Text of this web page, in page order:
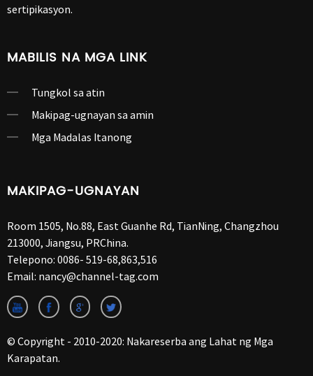
sertipikasyon.
MABILIS NA MGA LINK
Tungkol sa atin
Makipag-ugnayan sa amin
Mga Madalas Itanong
MAKIPAG-UGNAYAN
Room 1505, No.88, East Guanhe Rd, TianNing, Changzhou
213000, Jiangsu, PRChina.
Telepono: 0086- 519-68,863,516
Email: nancy@channel-tag.com
© Copyright - 2010-2020: Nakareserba ang Lahat ng Mga
Karapatan.